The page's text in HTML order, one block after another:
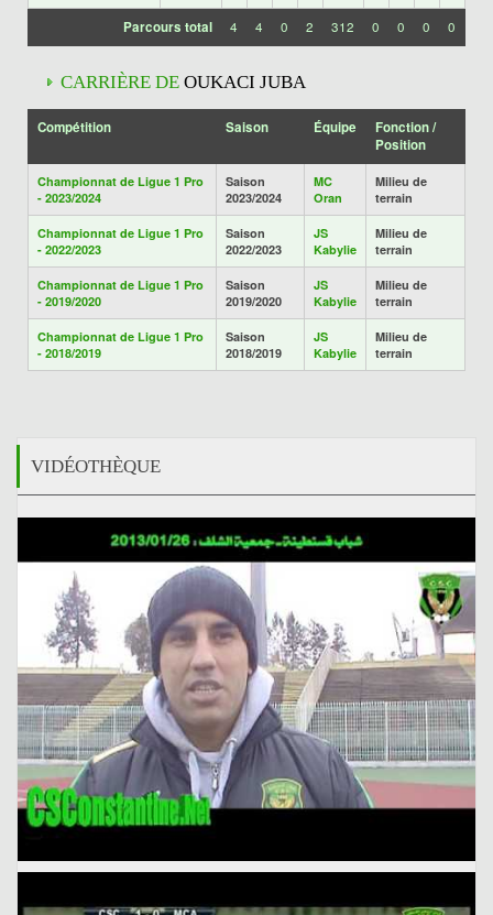
Parcours total 4 4 0 2 312 0 0 0 0
CARRIÈRE DE OUKACI JUBA
Compétition Saison Équipe
Fonction /
Position
Championnat de Ligue 1 Pro
- 2023/2024
Saison
2023/2024
MC
Oran
Milieu de
terrain
Championnat de Ligue 1 Pro
- 2022/2023
Saison
2022/2023
JS
Kabylie
Milieu de
terrain
Championnat de Ligue 1 Pro
- 2019/2020
Saison
2019/2020
JS
Kabylie
Milieu de
terrain
Championnat de Ligue 1 Pro
- 2018/2019
Saison
2018/2019
JS
Kabylie
Milieu de
terrain
VIDÉOTHÈQUE